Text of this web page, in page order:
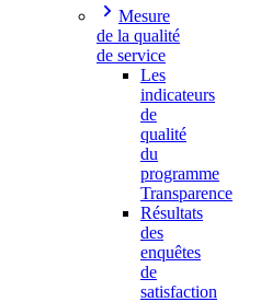
Mesure
de la qualité
de service
Les
indicateurs
de
qualité
du
programme
Transparence
Résultats
des
enquêtes
de
satisfaction